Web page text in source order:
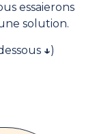
essaierons
solution.
↓)